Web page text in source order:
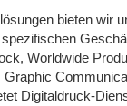
bieten wir
Worldwide
Digitaldruck-